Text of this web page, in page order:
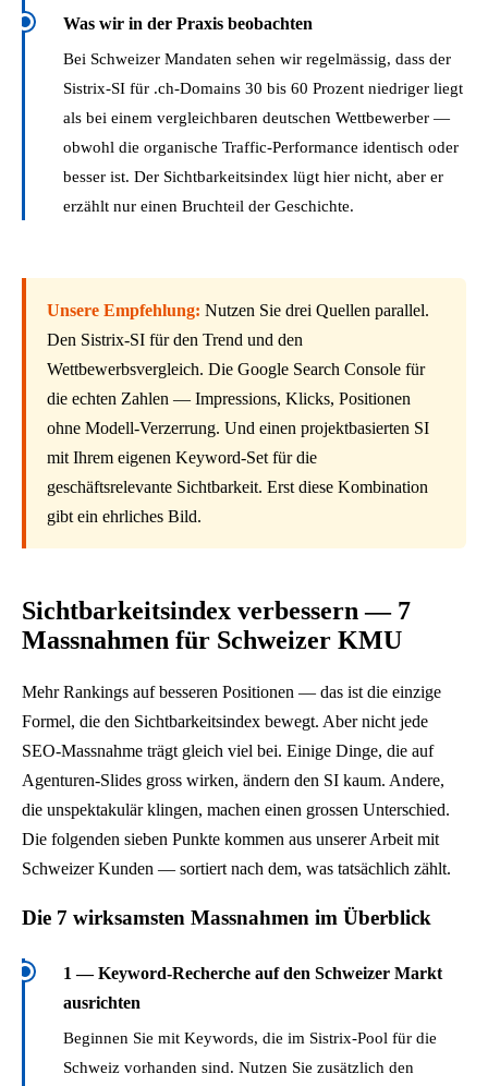
x
6
.
Was wir in der Praxis beobachten
Bei Schweizer Mandaten sehen wir regelmässig, dass der
Sistrix-SI für .ch-Domains 30 bis 60 Prozent niedriger liegt
als bei einem vergleichbaren deutschen Wettbewerber —
obwohl die organische Traffic-Performance identisch oder
besser ist. Der Sichtbarkeitsindex lügt hier nicht, aber er
erzählt nur einen Bruchteil der Geschichte.
Unsere Empfehlung: Nutzen Sie drei Quellen parallel.
Den Sistrix-SI für den Trend und den
Wettbewerbsvergleich. Die Google Search Console für
die echten Zahlen — Impressions, Klicks, Positionen
ohne Modell-Verzerrung. Und einen projektbasierten SI
mit Ihrem eigenen Keyword-Set für die
geschäftsrelevante Sichtbarkeit. Erst diese Kombination
gibt ein ehrliches Bild.
Sichtbarkeitsindex verbessern — 7
Massnahmen für Schweizer KMU
Mehr Rankings auf besseren Positionen — das ist die einzige
Formel, die den Sichtbarkeitsindex bewegt. Aber nicht jede
SEO-Massnahme trägt gleich viel bei. Einige Dinge, die auf
Agenturen-Slides gross wirken, ändern den SI kaum. Andere,
die unspektakulär klingen, machen einen grossen Unterschied.
Die folgenden sieben Punkte kommen aus unserer Arbeit mit
Schweizer Kunden — sortiert nach dem, was tatsächlich zählt.
Die 7 wirksamsten Massnahmen im Überblick
1 — Keyword-Recherche auf den Schweizer Markt
ausrichten
Beginnen Sie mit Keywords, die im Sistrix-Pool für die
Schweiz vorhanden sind. Nutzen Sie zusätzlich den